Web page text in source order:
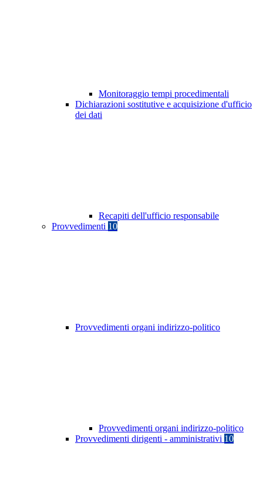
Monitoraggio tempi procedimentali
Dichiarazioni sostitutive e acquisizione d'ufficio
dei dati
Recapiti dell'ufficio responsabile
Provvedimenti 10
Provvedimenti organi indirizzo-politico
Provvedimenti organi indirizzo-politico
Provvedimenti dirigenti - amministrativi 10